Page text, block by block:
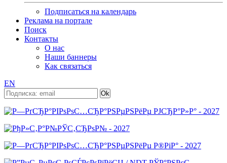
Подписаться на календарь
Реклама на портале
Поиск
Контакты
О нас
Наши баннеры
Как связаться
EN